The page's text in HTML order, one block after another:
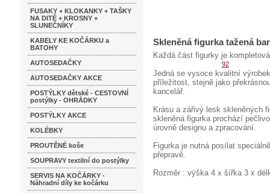
FUSAKY + KLOKANKY + TAŠKY
NA DITĚ + KROSNY +
SLUNEČNÍKY
KABELY KE KOČÁRKU a
BATOHY
AUTOSEDAČKY
AUTOSEDAČKY AKCE
POSTÝLKY dětské - CESTOVNÍ
postýlky - OHRÁDKY
POSTÝLKY AKCE
KOLÉBKY
PROUTĚNÉ koše
SOUPRAVY textilní do postýlky
SERVIS NA KOČÁRKY -
Náhradní díly ke kočárku
Skleněná figurka tažená
Každá část figurky je
Jedná se vysoce kvalitní
příležitost, stejně jako
kancelář.
Krásu a zářivý lesk skleněných
skleněná figurka prochází
úrovně designu a zpracování.
Figurka je nutná posílat
přepravě.
Rozměr : výška 4 x šířka 3 x